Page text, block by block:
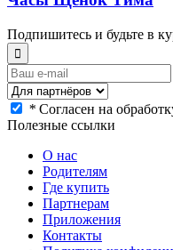
Подпишитесь и будьте в
* Согласен на
Полезные ссылки
О нас
Родителям
Где купить
Партнерам
Приложения
Контакты